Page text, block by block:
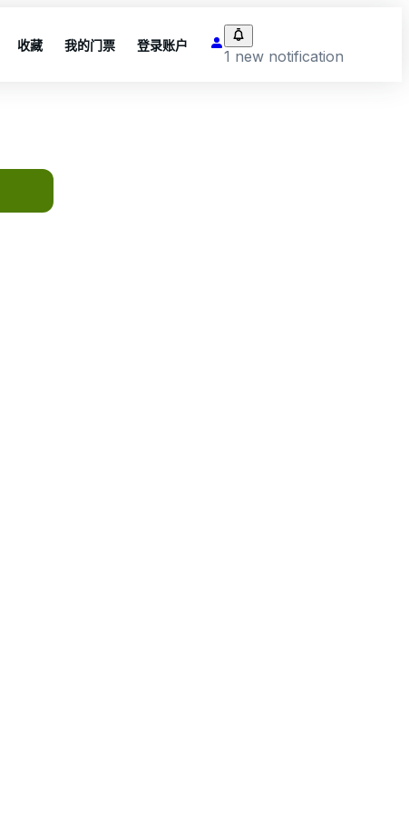
收藏 我的门票 登录账户
1 new notification